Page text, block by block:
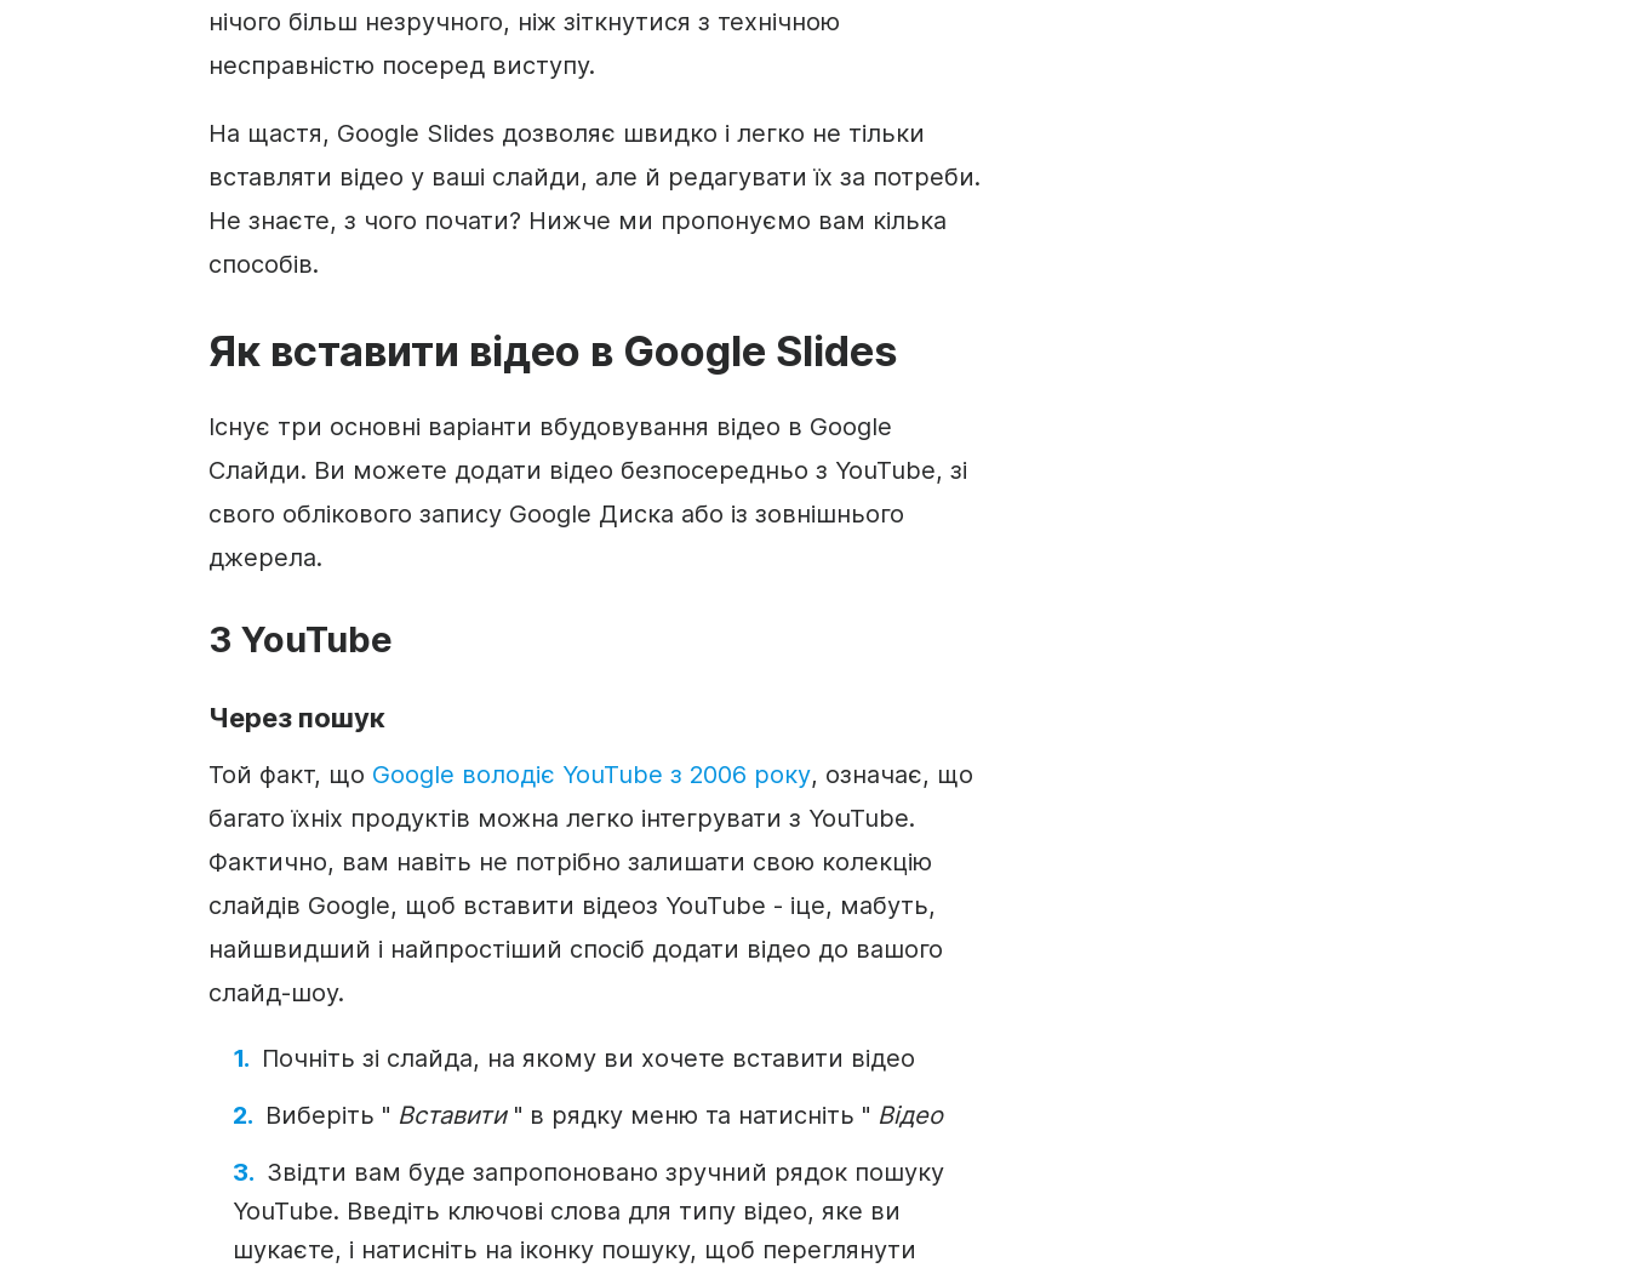
нічого більш незручного, ніж зіткнутися з технічною
несправністю посеред виступу.
На щастя, Google Slides дозволяє швидко і легко не тільки
вставляти відео у ваші слайди, але й редагувати їх за потреби.
Не знаєте, з чого почати? Нижче ми пропонуємо вам кілька
способів.
Як вставити відео в Google Slides
Існує три основні варіанти вбудовування відео в Google
Слайди. Ви можете додати відео безпосередньо з YouTube, зі
свого облікового запису Google Диска або із зовнішнього
джерела.
З YouTube
Через пошук
Той факт, що Google володіє YouTube з 2006 року, означає, що
багато їхніх продуктів можна легко інтегрувати з YouTube.
Фактично, вам навіть не потрібно залишати свою колекцію
слайдів Google, щоб вставити відеоз YouTube - іце, мабуть,
найшвидший і найпростіший спосіб додати відео до вашого
слайд-шоу.
Почніть зі слайда, на якому ви хочете вставити відео
Виберіть " Вставити" в рядку меню та натисніть " Відео
Звідти вам буде запропоновано зручний рядок пошуку
YouTube. Введіть ключові слова для типу відео, яке ви
шукаєте, і натисніть на іконку пошуку, щоб переглянути